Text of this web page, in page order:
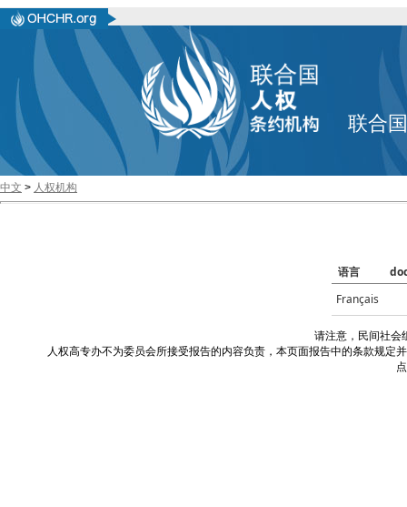
联合
中文 > 人权机构
语言
Français
请注意，民间社会
人权高专办不为委员会所接受报告的内容负责，本页面报告中的条款规